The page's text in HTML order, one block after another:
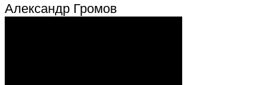
Александр Громов